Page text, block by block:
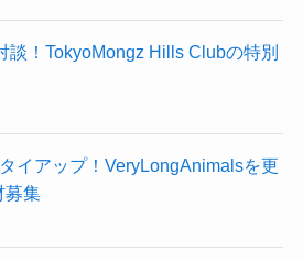
談！TokyoMongz Hills Clubの特別
イアップ！VeryLongAnimalsを更
募集